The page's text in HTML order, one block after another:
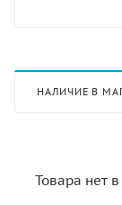
НАЛИЧИЕ В
Товара нет